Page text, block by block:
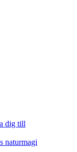
dig till
naturmagi